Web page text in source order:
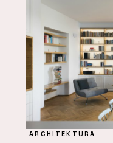
ARCHITEKTURA